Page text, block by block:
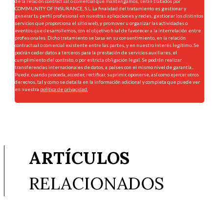
COMMUNITY OF INSURANCE, S.L. La finalidad del tratamiento es gestionar y
generar tu perfil profesional en nuestras aplicaciones y redes, gestionar los distintos
servicios que proporciona el sitio web, y promover u organizar las actividades o
eventos que desarrollemos, con el objetivo final de favorecer a la interrelación entre
profesionales. Dicho tratamiento se basa en su consentimiento, en la relación
contractual o comercial existente entre las partes, y en nuestro interés legítimo. Se
podrán ceder datos a terceros para la prestación de servicios auxiliares, el
cumplimiento del contrato, o por estricta obligación legal. Se podrán realizar
transferencias internacionales de datos, a países con el mismo nivel de garantía..
Puede, cuando proceda, acceder, rectificar, suprimir, oponerse, así como ejercer otros
derechos, tal y como se detalla en la información adicional y completa que puede ver
en nuestra política de privacidad.
ARTÍCULOS
RELACIONADOS